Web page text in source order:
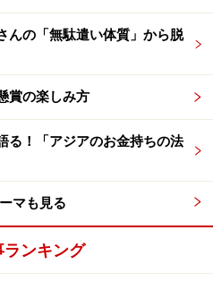
をお寄せください。投稿は
内容をもとに読みやすく再
のものです。現在とはサー
ることがございます
んの「無駄遣い体質」から脱
賞の楽しみ方
る！「アジアのお金持ちの法
マも見る
ランキング